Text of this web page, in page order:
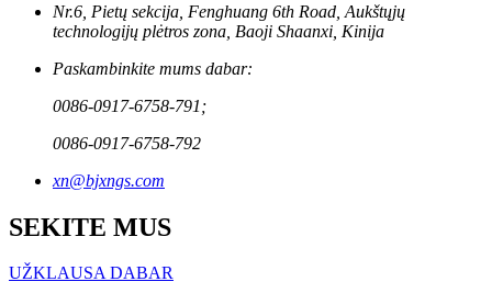
Nr.6, Pietų sekcija, Fenghuang 6th Road, Aukštųjų
technologijų plėtros zona, Baoji Shaanxi, Kinija
Paskambinkite mums dabar:
0086-0917-6758-791;
0086-0917-6758-792
xn@bjxngs.com
SEKITE MUS
UŽKLAUSA DABAR